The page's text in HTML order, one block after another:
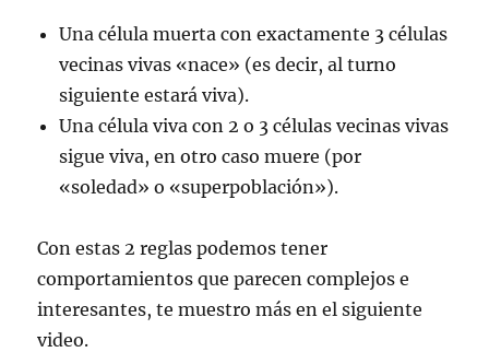
Una célula muerta con exactamente 3 células
vecinas vivas «nace» (es decir, al turno
siguiente estará viva).
Una célula viva con 2 o 3 células vecinas vivas
sigue viva, en otro caso muere (por
«soledad» o «superpoblación»).
Con estas 2 reglas podemos tener
comportamientos que parecen complejos e
interesantes, te muestro más en el siguiente
video.